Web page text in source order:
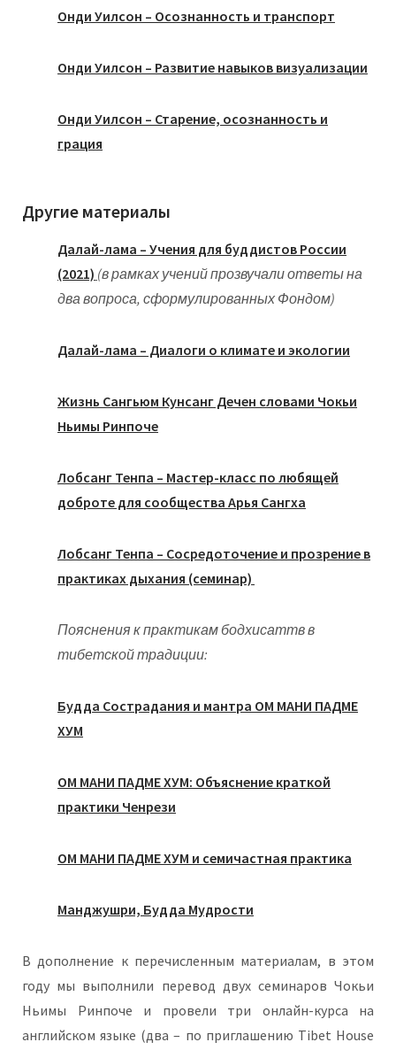
Онди Уилсон – Осознанность и транспорт
Онди Уилсон – Развитие навыков визуализации
Онди Уилсон – Старение, осознанность и
грация
Другие материалы
Далай-лама – Учения для буддистов России
(2021) (в рамках учений прозвучали ответы на
два вопроса, сформулированных Фондом)
Далай-лама – Диалоги о климате и экологии
Жизнь Сангьюм Кунсанг Дечен словами Чокьи
Ньимы Ринпоче
Лобсанг Тенпа – Мастер-класс по любящей
доброте для сообщества Арья Сангха
Лобсанг Тенпа – Сосредоточение и прозрение в
практиках дыхания (семинар)
Пояснения к практикам бодхисаттв в
тибетской традиции:
Будда Сострадания и мантра ОМ МАНИ ПАДМЕ
ХУМ
ОМ МАНИ ПАДМЕ ХУМ: Объяснение краткой
практики Ченрези
ОМ МАНИ ПАДМЕ ХУМ и семичастная практика
Манджушри, Будда Мудрости
В дополнение к перечисленным материалам, в этом
году мы выполнили перевод двух семинаров Чокьи
Ньимы Ринпоче и провели три онлайн-курса на
английском языке (два – по приглашению Tibet House